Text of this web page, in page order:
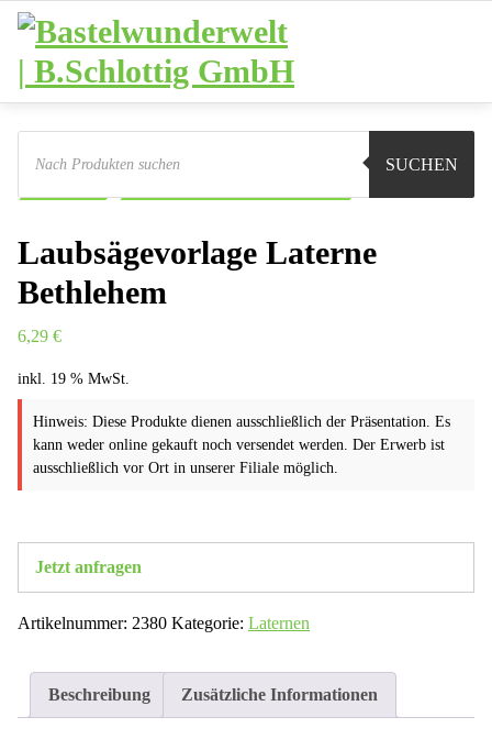
Zum
Inhalt
springen
Products
search
SUCHEN
Sie sind hier:
Laubsägevorlagen
Laubsägevorlage Laterne
Bethlehem
6,29 €
inkl. 19 % MwSt.
Hinweis: Diese Produkte dienen ausschließlich der Präsentation. Es
kann weder online gekauft noch versendet werden. Der Erwerb ist
ausschließlich vor Ort in unserer Filiale möglich.
Jetzt anfragen
Artikelnummer: 2380 Kategorie: Laternen
Beschreibung Zusätzliche Informationen